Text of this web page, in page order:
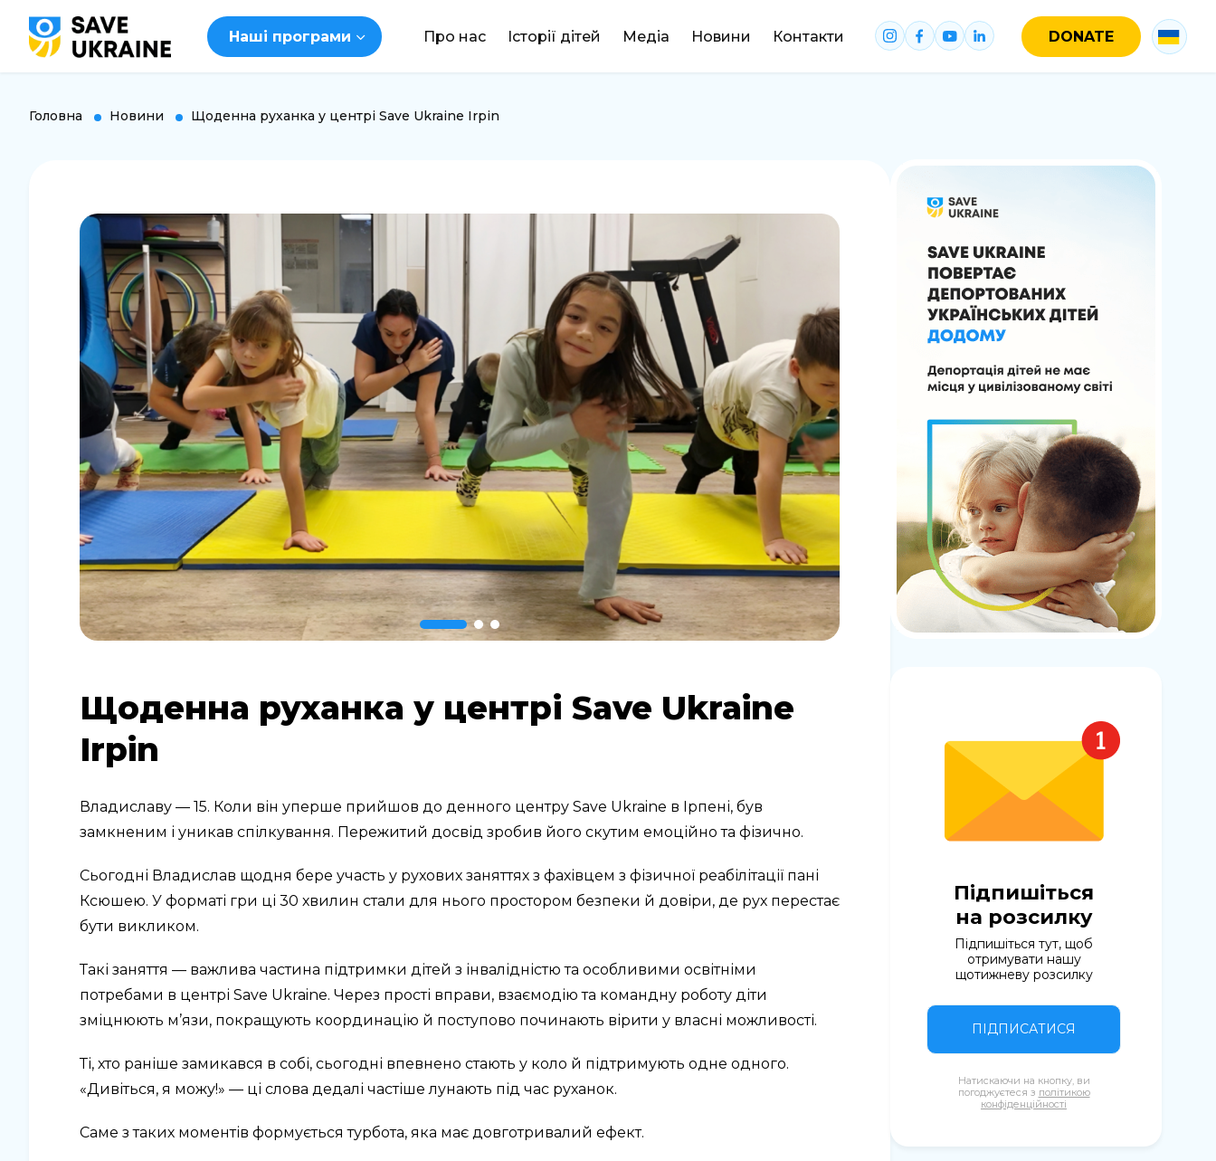
Наші програми Про нас Історії дітей Медіа Новини Контакти DONATE
DONATE
Головна Новини Щоденна руханка у центрі Save Ukraine Irpin
Щоденна руханка у центрі Save Ukraine
Irpin
Владиславу — 15. Коли він уперше прийшов до денного центру Save Ukraine в Ірпені, був
замкненим і уникав спілкування. Пережитий досвід зробив його скутим емоційно та фізично.
Сьогодні Владислав щодня бере участь у рухових заняттях з фахівцем з фізичної реабілітації пані
Ксюшею. У форматі гри ці 30 хвилин стали для нього простором безпеки й довіри, де рух перестає
бути викликом.
Такі заняття — важлива частина підтримки дітей з інвалідністю та особливими освітніми
потребами в центрі Save Ukraine. Через прості вправи, взаємодію та командну роботу діти
зміцнюють м’язи, покращують координацію й поступово починають вірити у власні можливості.
Ті, хто раніше замикався в собі, сьогодні впевнено стають у коло й підтримують одне одного.
«Дивіться, я можу!» — ці слова дедалі частіше лунають під час руханок.
Саме з таких моментів формується турбота, яка має довготривалий ефект.
Підпишіться
на розсилку
Підпишіться тут, щоб
отримувати нашу
щотижневу розсилку
ПІДПИСАТИСЯ
Натискаючи на кнопку, ви
погоджуєтеся з політикою
конфіденційності